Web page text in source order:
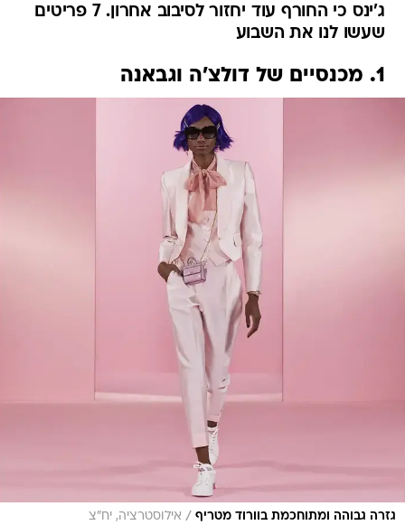
ג'ינס כי החורף עוד יחזור לסיבוב אחרון. 7 פריטים
שעשו לנו את השבוע
1. מכנסיים של דולצ'ה וגבאנה
גזרה גבוהה ומתוחכמת בוורוד מטריף / אילוסטרציה, יח"צ